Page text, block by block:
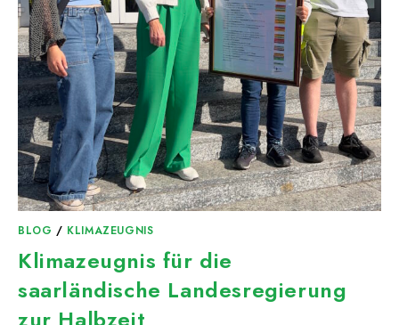
BLOG / KLIMAZEUGNIS
Klimazeugnis für die
saarländische Landesregierung